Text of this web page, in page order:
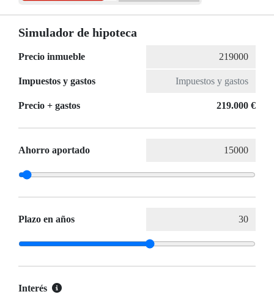
Simulador de hipoteca
Precio inmueble
Impuestos y gastos
Precio + gastos 219.000 €
Ahorro aportado
Plazo en años
Interés